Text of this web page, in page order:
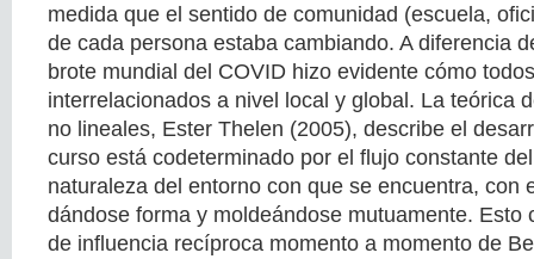
medida que el sentido de comunidad (escuela,
de cada persona estaba cambiando. A diferencia
brote mundial del COVID hizo evidente cómo
interrelacionados a nivel local y global. La teórica
no lineales, Ester Thelen (2005), describe el
curso está codeterminado por el flujo constante
naturaleza del entorno con que se encuentra, con
dándose forma y moldeándose mutuamente. Esto
de influencia recíproca momento a momento de